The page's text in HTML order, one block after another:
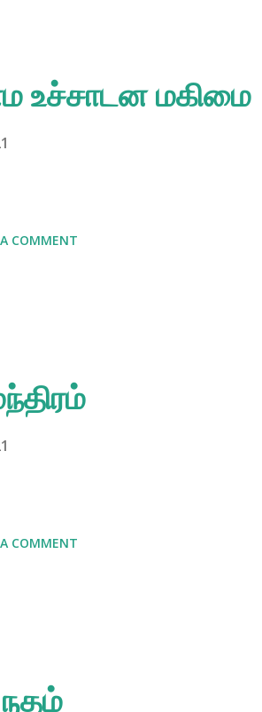
உச்சாடன மகிமை
COMMENT
COMMENT